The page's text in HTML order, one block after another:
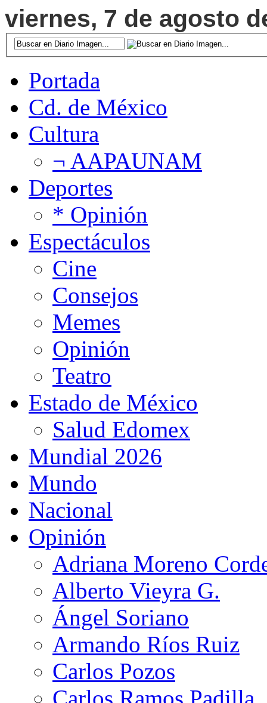
viernes, 7 de agosto
Portada
Cd. de México
Cultura
¬ AAPAUNAM
Deportes
* Opinión
Espectáculos
Cine
Consejos
Memes
Opinión
Teatro
Estado de México
Salud Edomex
Mundial 2026
Mundo
Nacional
Opinión
Adriana Moreno
Alberto Vieyra G.
Ángel Soriano
Armando Ríos Ruiz
Carlos Pozos
Carlos Ramos Padilla